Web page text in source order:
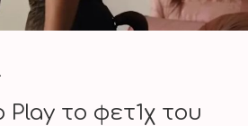
Play το φετ1χ του